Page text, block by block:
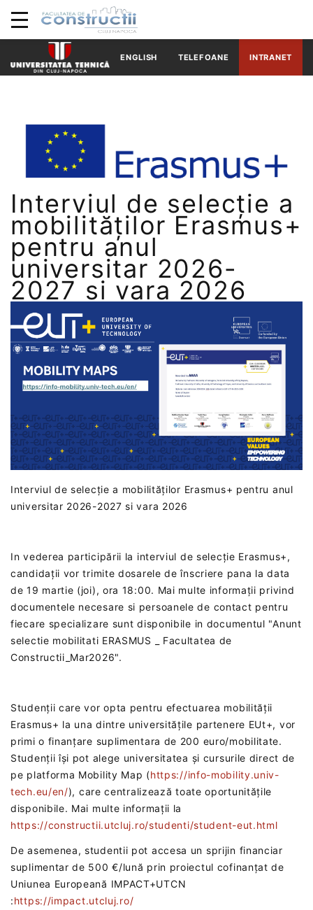
ENGLISH TELEFOANE INTRANET
Interviul de selecție a
mobilităților Erasmus+
pentru anul
universitar 2026-
2027 si vara 2026
Interviul de selecție a mobilităților Erasmus+ pentru anul
universitar 2026-2027 si vara 2026
In vederea participării la interviul de selecție Erasmus+,
candidații vor trimite dosarele de înscriere pana la data
de 19 martie (joi), ora 18:00‎. Mai multe informații privind
documentele necesare si persoanele de contact pentru
fiecare specializare sunt disponibile in documentul "Anunt
selectie mobilitati ERASMUS _ Facultatea de
Constructii_Mar2026".
Studenții care vor opta pentru efectuarea mobilității
Erasmus+ la una dintre universitățile partenere EUt+, vor
primi o finanțare suplimentara de 200 euro/mobilitate.
Studenții își pot alege universitatea și cursurile direct de
pe platforma Mobility Map (https://info-mobility.univ-
tech.eu/en/), care centralizează toate oportunitățile
disponibile. Mai multe informații la
https://constructii.utcluj.ro/studenti/student-eut.html
De asemenea, studentii pot accesa un sprijin financiar
suplimentar de 500 €/lună prin proiectul cofinanțat de
Uniunea Europeană ‎IMPACT+UTCN
:https://impact.utcluj.ro/